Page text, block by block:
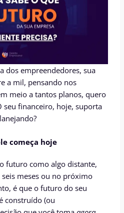
dos empreendedores, sua
a mil, pensando nos
meio a tantos planos, quero
seu financeiro, hoje, suporta
começa hoje
futuro como algo distante,
meses ou no próximo
é que o futuro do seu
construído (ou